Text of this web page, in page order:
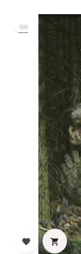
-5%
 